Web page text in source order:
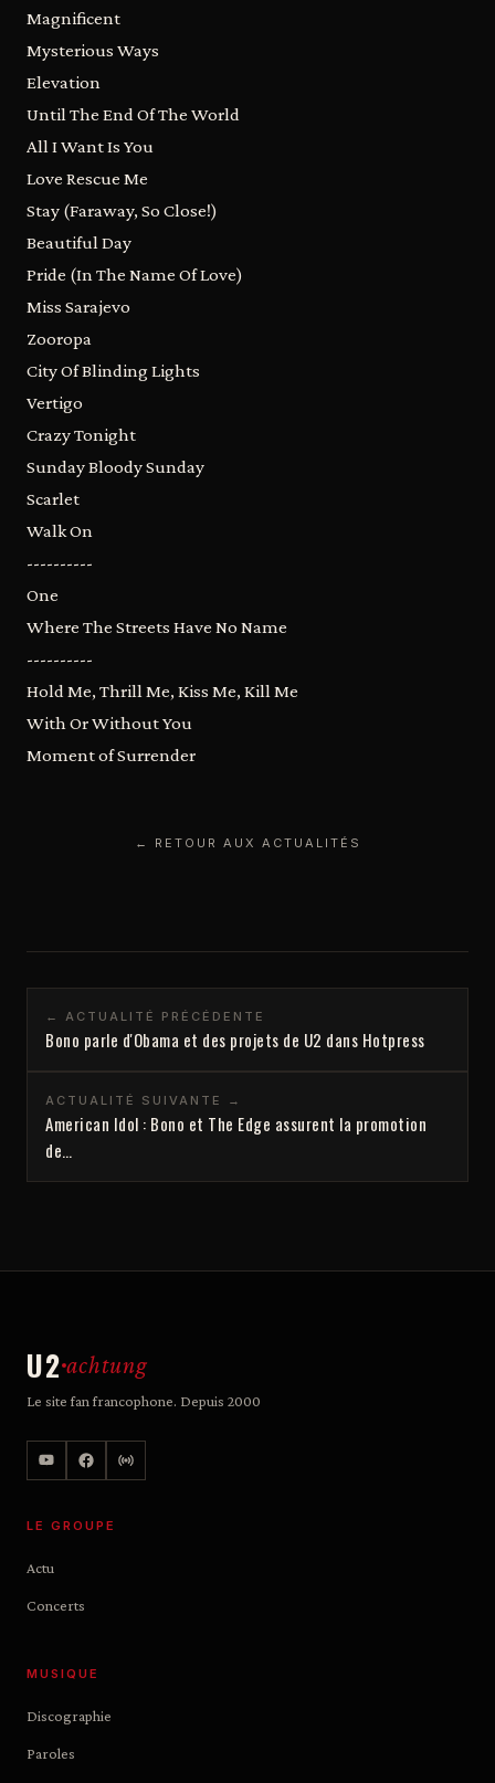
Magnificent
Mysterious Ways
Elevation
Until The End Of The World
All I Want Is You
Love Rescue Me
Stay (Faraway, So Close!)
Beautiful Day
Pride (In The Name Of Love)
Miss Sarajevo
Zooropa
City Of Blinding Lights
Vertigo
Crazy Tonight
Sunday Bloody Sunday
Scarlet
Walk On
----------
One
Where The Streets Have No Name
----------
Hold Me, Thrill Me, Kiss Me, Kill Me
With Or Without You
Moment of Surrender
← RETOUR AUX ACTUALITÉS
← ACTUALITÉ PRÉCÉDENTE
Bono parle d'Obama et des projets de U2 dans Hotpress
ACTUALITÉ SUIVANTE →
American Idol : Bono et The Edge assurent la promotion
de…
U2 achtung
Le site fan francophone. Depuis 2000
LE GROUPE
Actu
Concerts
MUSIQUE
Discographie
Paroles